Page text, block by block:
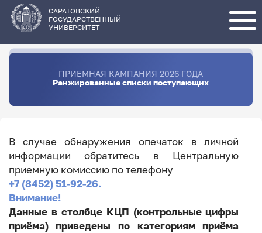
основному
содержанию
САРАТОВСКИЙ
ГОСУДАРСТВЕННЫЙ
УНИВЕРСИТЕТ
ПРИЕМНАЯ КАМПАНИЯ 2026 ГОДА
Ранжированные списки поступающих
В случае обнаружения опечаток в личной
информации обратитесь в Центральную
приемную комиссию по телефону
+7 (8452) 51-92-26.
Внимание!
Данные в столбце КЦП (контрольные цифры
приёма) приведены по категориям приёма